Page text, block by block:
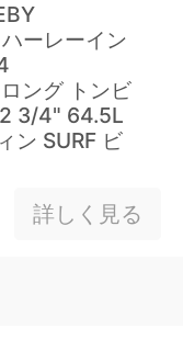
ーレーイン
ング トンビ
3/4" 64.5L
ン SURF ビ
詳しく見る